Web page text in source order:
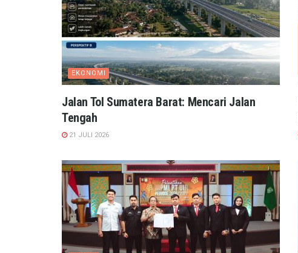
EKONOMI
Jalan Tol Sumatera Barat: Mencari Jalan
Tengah
21 JULI 2026